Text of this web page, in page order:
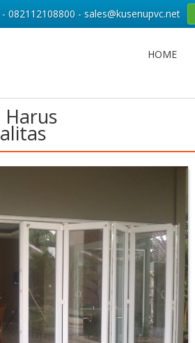
HOME
Harus
082112108800 - sales@kusenupvc.net